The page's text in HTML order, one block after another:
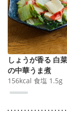
しょうが香る 白
の中華うま煮
156kcal 食塩 1.5g